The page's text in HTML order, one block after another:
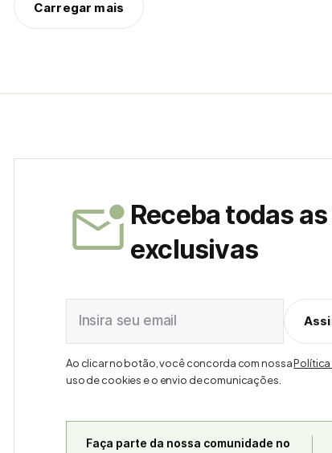
Carregar mais
Receba todas
exclusivas
Insira seu email
Ao clicar no botão, você concorda com nossa
uso de cookies e o envio de comunicações.
Faça parte da nossa comunidade no